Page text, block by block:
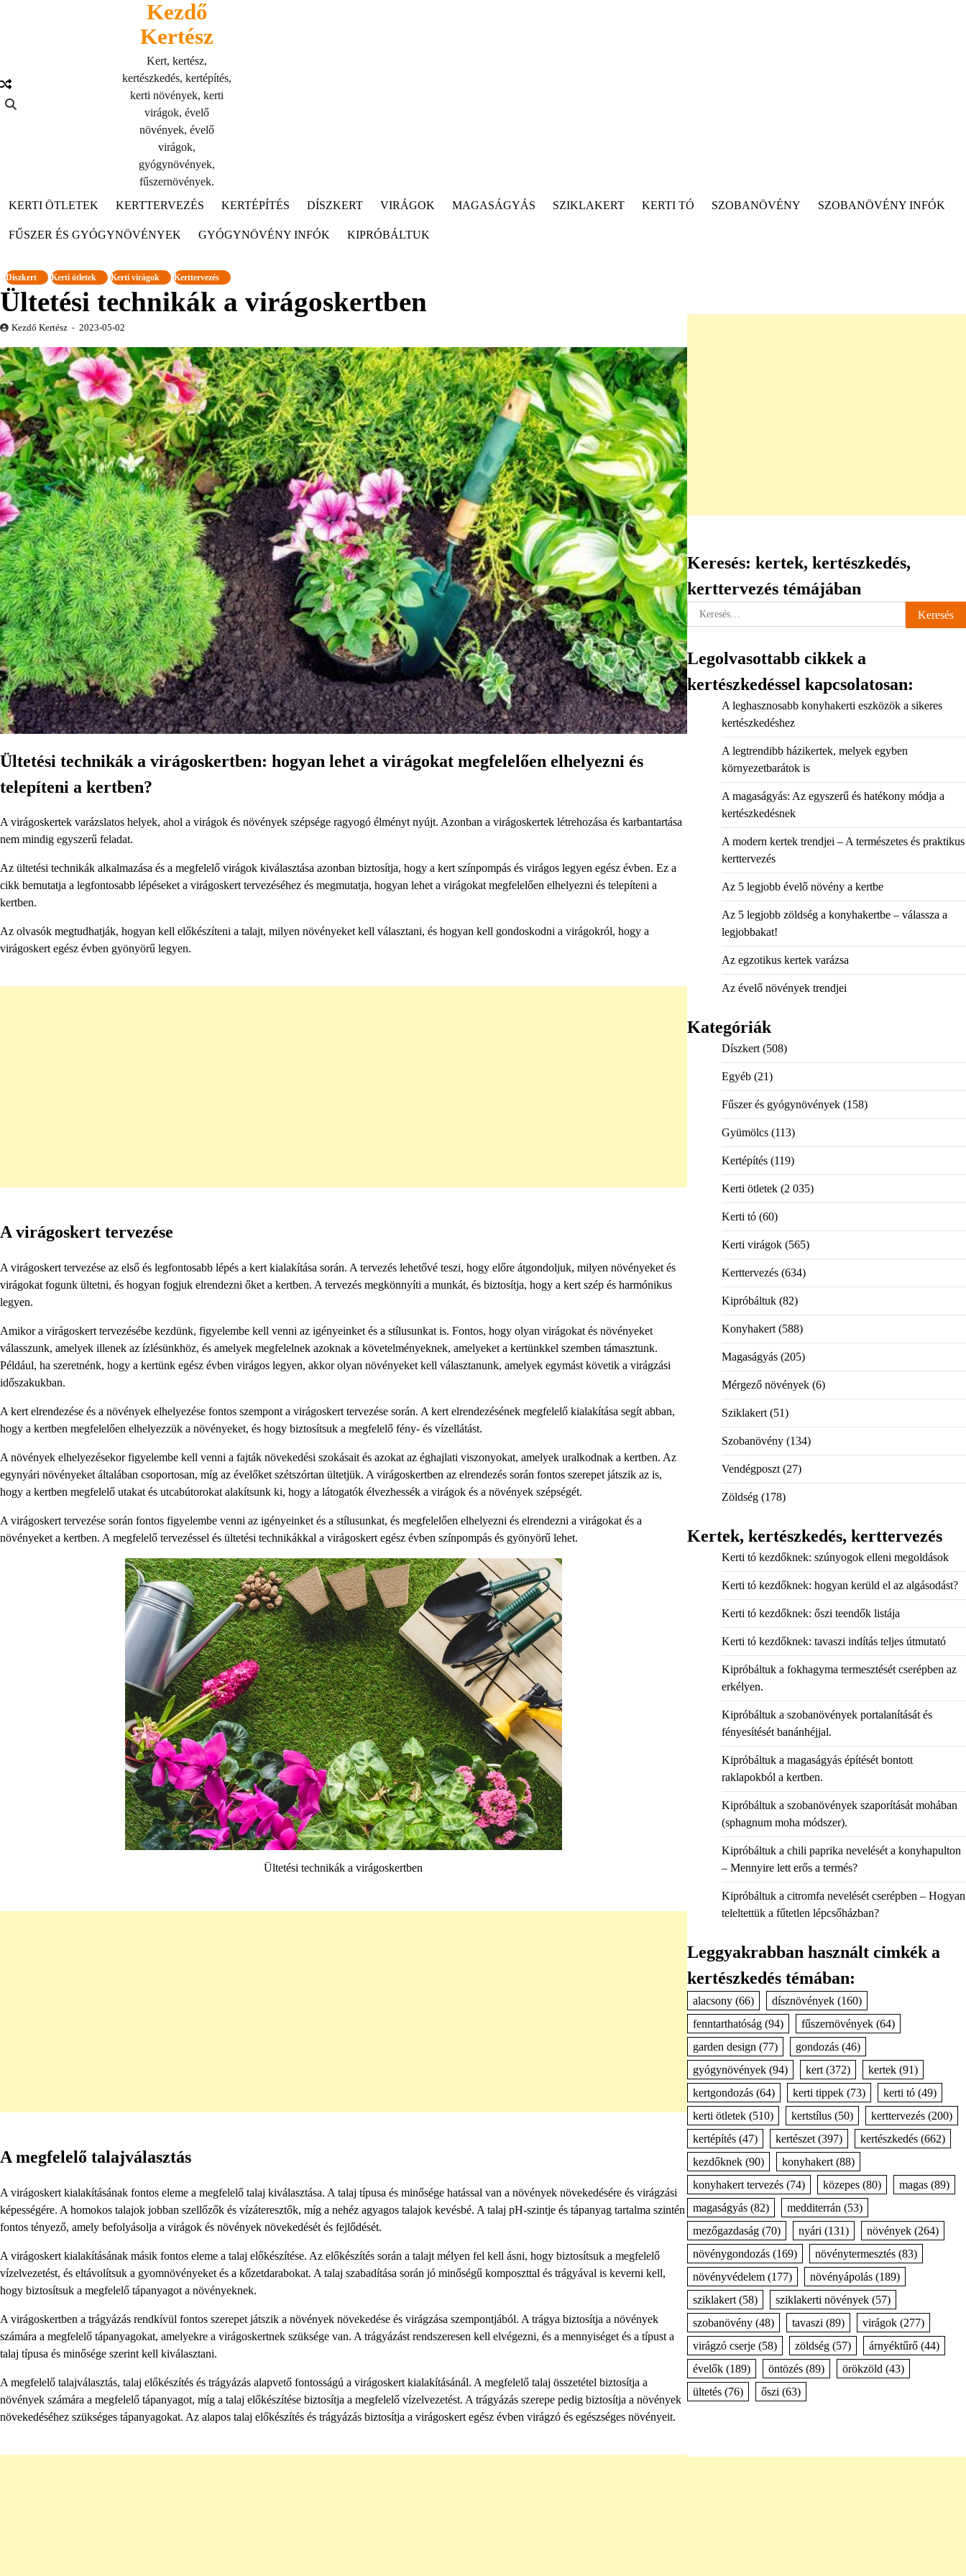
Kezdő
Kertész
Kert, kertész,
kertészkedés, kertépítés,
kerti növények, kerti
virágok, évelő
növények, évelő
virágok,
gyógynövények,
fűszernövények.
KERTI ÖTLETEK
KERTTERVEZÉS KERTÉPÍTÉS DÍSZKERT VIRÁGOK MAGASÁGYÁS SZIKLAKERT KERTI TÓ SZOBANÖVÉNY SZOBANÖVÉNY INFÓK
FŰSZER ÉS GYÓGYNÖVÉNYEK GYÓGYNÖVÉNY INFÓK KIPRÓBÁLTUK
Díszkert Kerti ötletek Kerti virágok Kerttervezés
Ültetési technikák a virágoskertben
Kezdő Kertész 2023-05-02
Ültetési technikák a virágoskertben: hogyan lehet a virágokat megfelelően elhelyezni és
telepíteni a kertben?
A virágoskertek varázslatos helyek, ahol a virágok és növények szépsége ragyogó élményt nyújt. Azonban a virágoskertek létrehozása és karbantartása
nem mindig egyszerű feladat.
Az ültetési technikák alkalmazása és a megfelelő virágok kiválasztása azonban biztosítja, hogy a kert színpompás és virágos legyen egész évben. Ez a
cikk bemutatja a legfontosabb lépéseket a virágoskert tervezéséhez és megmutatja, hogyan lehet a virágokat megfelelően elhelyezni és telepíteni a
kertben.
Az olvasók megtudhatják, hogyan kell előkészíteni a talajt, milyen növényeket kell választani, és hogyan kell gondoskodni a virágokról, hogy a
virágoskert egész évben gyönyörű legyen.
A virágoskert tervezése
A virágoskert tervezése az első és legfontosabb lépés a kert kialakítása során. A tervezés lehetővé teszi, hogy előre átgondoljuk, milyen növényeket és
virágokat fogunk ültetni, és hogyan fogjuk elrendezni őket a kertben. A tervezés megkönnyíti a munkát, és biztosítja, hogy a kert szép és harmónikus
legyen.
Amikor a virágoskert tervezésébe kezdünk, figyelembe kell venni az igényeinket és a stílusunkat is. Fontos, hogy olyan virágokat és növényeket
válasszunk, amelyek illenek az ízlésünkhöz, és amelyek megfelelnek azoknak a követelményeknek, amelyeket a kertünkkel szemben támasztunk.
Például, ha szeretnénk, hogy a kertünk egész évben virágos legyen, akkor olyan növényeket kell választanunk, amelyek egymást követik a virágzási
időszakukban.
A kert elrendezése és a növények elhelyezése fontos szempont a virágoskert tervezése során. A kert elrendezésének megfelelő kialakítása segít abban,
hogy a kertben megfelelően elhelyezzük a növényeket, és hogy biztosítsuk a megfelelő fény- és vízellátást.
A növények elhelyezésekor figyelembe kell venni a fajták növekedési szokásait és azokat az éghajlati viszonyokat, amelyek uralkodnak a kertben. Az
egynyári növényeket általában csoportosan, míg az évelőket szétszórtan ültetjük. A virágoskertben az elrendezés során fontos szerepet játszik az is,
hogy a kertben megfelelő utakat és utcabútorokat alakítsunk ki, hogy a látogatók élvezhessék a virágok és a növények szépségét.
A virágoskert tervezése során fontos figyelembe venni az igényeinket és a stílusunkat, és megfelelően elhelyezni és elrendezni a virágokat és a
növényeket a kertben. A megfelelő tervezéssel és ültetési technikákkal a virágoskert egész évben színpompás és gyönyörű lehet.
Ültetési technikák a virágoskertben
A megfelelő talajválasztás
A virágoskert kialakításának fontos eleme a megfelelő talaj kiválasztása. A talaj típusa és minősége hatással van a növények növekedésére és virágzási
képességére. A homokos talajok jobban szellőzők és vízáteresztők, míg a nehéz agyagos talajok kevésbé. A talaj pH-szintje és tápanyag tartalma szintén
fontos tényező, amely befolyásolja a virágok és növények növekedését és fejlődését.
A virágoskert kialakításának másik fontos eleme a talaj előkészítése. Az előkészítés során a talajt mélyen fel kell ásni, hogy biztosítsuk a megfelelő
vízelvezetést, és eltávolítsuk a gyomnövényeket és a kőzetdarabokat. A talaj szabadítása során jó minőségű komposzttal és trágyával is keverni kell,
hogy biztosítsuk a megfelelő tápanyagot a növényeknek.
A virágoskertben a trágyázás rendkívül fontos szerepet játszik a növények növekedése és virágzása szempontjából. A trágya biztosítja a növények
számára a megfelelő tápanyagokat, amelyekre a virágoskertnek szüksége van. A trágyázást rendszeresen kell elvégezni, és a mennyiséget és a típust a
talaj típusa és minősége szerint kell kiválasztani.
A megfelelő talajválasztás, talaj előkészítés és trágyázás alapvető fontosságú a virágoskert kialakításánál. A megfelelő talaj összetétel biztosítja a
növények számára a megfelelő tápanyagot, míg a talaj előkészítése biztosítja a megfelelő vízelvezetést. A trágyázás szerepe pedig biztosítja a növények
növekedéséhez szükséges tápanyagokat. Az alapos talaj előkészítés és trágyázás biztosítja a virágoskert egész évben virágzó és egészséges növényeit.
Keresés: kertek, kertészkedés,
kerttervezés témájában
Keresés:
Legolvasottabb cikkek a
kertészkedéssel kapcsolatosan:
A leghasznosabb konyhakerti eszközök a sikeres
kertészkedéshez
A legtrendibb házikertek, melyek egyben
környezetbarátok is
A magaságyás: Az egyszerű és hatékony módja a
kertészkedésnek
A modern kertek trendjei – A természetes és praktikus
kerttervezés
Az 5 legjobb évelő növény a kertbe
Az 5 legjobb zöldség a konyhakertbe – válassza a
legjobbakat!
Az egzotikus kertek varázsa
Az évelő növények trendjei
Kategóriák
Díszkert(508)
Egyéb(21)
Fűszer és gyógynövények(158)
Gyümölcs(113)
Kertépítés(119)
Kerti ötletek(2 035)
Kerti tó(60)
Kerti virágok(565)
Kerttervezés(634)
Kipróbáltuk(82)
Konyhakert(588)
Magaságyás(205)
Mérgező növények(6)
Sziklakert(51)
Szobanövény(134)
Vendégposzt(27)
Zöldség(178)
Kertek, kertészkedés, kerttervezés
Kerti tó kezdőknek: szúnyogok elleni megoldások
Kerti tó kezdőknek: hogyan kerüld el az algásodást?
Kerti tó kezdőknek: őszi teendők listája
Kerti tó kezdőknek: tavaszi indítás teljes útmutató
Kipróbáltuk a fokhagyma termesztését cserépben az
erkélyen.
Kipróbáltuk a szobanövények portalanítását és
fényesítését banánhéjjal.
Kipróbáltuk a magaságyás építését bontott
raklapokból a kertben.
Kipróbáltuk a szobanövények szaporítását mohában
(sphagnum moha módszer).
Kipróbáltuk a chili paprika nevelését a konyhapulton
– Mennyire lett erős a termés?
Kipróbáltuk a citromfa nevelését cserépben – Hogyan
teleltettük a fűtetlen lépcsőházban?
Leggyakrabban használt cimkék a
kertészkedés témában:
alacsony(66) dísznövények(160)
fenntarthatóság(94) fűszernövények(64)
garden design (77) gondozás(46)
gyógynövények(94) kert(372) kertek(91)
kertgondozás(64) kerti tippek(73) kerti tó(49)
kerti ötletek(510) kertstílus(50) kerttervezés(200)
kertépítés(47) kertészet(397) kertészkedés(662)
kezdőknek(90) konyhakert(88)
konyhakert tervezés(74) közepes(80) magas(89)
magaságyás(82) medditerrán (53)
mezőgazdaság(70) nyári (131) növények(264)
növénygondozás(169) növénytermesztés(83)
növényvédelem(177) növényápolás(189)
sziklakert(58) sziklakerti növények(57)
szobanövény(48) tavaszi (89) virágok(277)
virágzó cserje(58) zöldség(57) árnyéktűrő(44)
évelők(189) öntözés(89) örökzöld (43)
ültetés(76) őszi (63)